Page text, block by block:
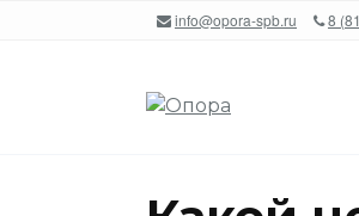
info@opora-spb.ru 8